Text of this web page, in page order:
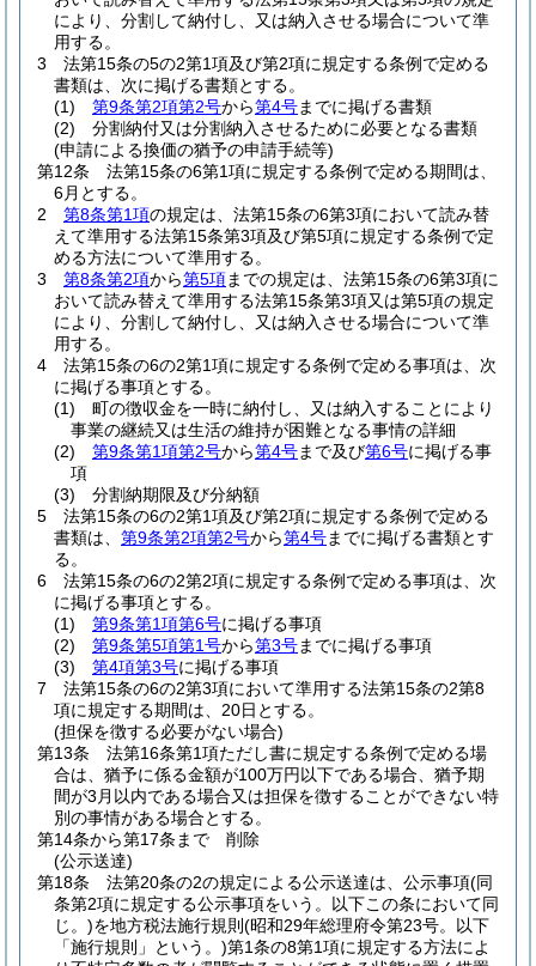
により、分割して納付し、又は納入させる場合について準
用する。
3
法第15条の5の2第1項及び第2項に規定する条例で定める
書類は、次に掲げる書類とする。
(1)
第9条第2項第2号から第4号までに掲げる書類
(2)
分割納付又は分割納入させるために必要となる書類
(申請による換価の猶予の申請手続等)
第12条
法第15条の6第1項に規定する条例で定める期間は、
6月とする。
2
第8条第1項の規定は、法第15条の6第3項において読み替
えて準用する法第15条第3項及び第5項に規定する条例で定
める方法について準用する。
3
第8条第2項から第5項までの規定は、法第15条の6第3項に
おいて読み替えて準用する法第15条第3項又は第5項の規定
により、分割して納付し、又は納入させる場合について準
用する。
4
法第15条の6の2第1項に規定する条例で定める事項は、次
に掲げる事項とする。
(1)
町の徴収金を一時に納付し、又は納入することにより
事業の継続又は生活の維持が困難となる事情の詳細
(2)
第9条第1項第2号から第4号まで及び第6号に掲げる事
項
(3)
分割納期限及び分納額
5
法第15条の6の2第1項及び第2項に規定する条例で定める
書類は、 第9条第2項第2号から第4号までに掲げる書類とす
る。
6
法第15条の6の2第2項に規定する条例で定める事項は、次
に掲げる事項とする。
(1)
第9条第1項第6号に掲げる事項
(2)
第9条第5項第1号から第3号までに掲げる事項
(3)
第4項第3号に掲げる事項
7
法第15条の6の2第3項において準用する法第15条の2第8
項に規定する期間は、20日とする。
(担保を徴する必要がない場合)
第13条
法第16条第1項ただし書に規定する条例で定める場
合は、猶予に係る金額が100万円以下である場合、猶予期
間が3月以内である場合又は担保を徴することができない特
別の事情がある場合とする。
第14条から第17条まで
削除
(公示送達)
第18条
法第20条の2の規定による公示送達は、公示事項(同
条第2項に規定する公示事項をいう。以下この条において同
じ。)を地方税法施行規則 (昭和29年総理府令第23号。以下
「施行規則」という。)第1条の8第1項に規定する方法によ